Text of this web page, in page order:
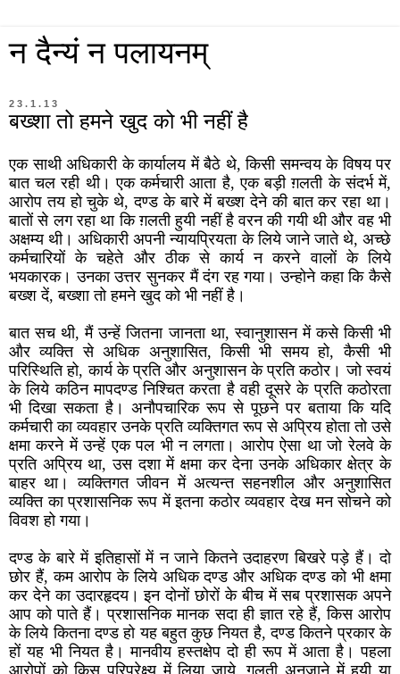
न दैन्यं न पलायनम्
23.1.13
बख्शा तो हमने खुद को भी नहीं है
एक साथी अधिकारी के कार्यालय में बैठे थे, किसी समन्वय के विषय पर
बात चल रही थी। एक कर्मचारी आता है, एक बड़ी ग़लती के संदर्भ में,
आरोप तय हो चुके थे, दण्ड के बारे में बख्श देने की बात कर रहा था।
बातों से लग रहा था कि ग़लती हुयी नहीं है वरन की गयी थी और वह भी
अक्षम्य थी। अधिकारी अपनी न्यायप्रियता के लिये जाने जाते थे, अच्छे
कर्मचारियों के चहेते और ठीक से कार्य न करने वालों के लिये
भयकारक। उनका उत्तर सुनकर मैं दंग रह गया। उन्होने कहा कि कैसे
बख्श दें, बख्शा तो हमने खुद को भी नहीं है।
बात सच थी, मैं उन्हें जितना जानता था, स्वानुशासन में कसे किसी भी
और व्यक्ति से अधिक अनुशासित, किसी भी समय हो, कैसी भी
परिस्थिति हो, कार्य के प्रति और अनुशासन के प्रति कठोर। जो स्वयं
के लिये कठिन मापदण्ड निश्चित करता है वही दूसरे के प्रति कठोरता
भी दिखा सकता है। अनौपचारिक रूप से पूछने पर बताया कि यदि
कर्मचारी का व्यवहार उनके प्रति व्यक्तिगत रूप से अप्रिय होता तो उसे
क्षमा करने में उन्हें एक पल भी न लगता। आरोप ऐसा था जो रेलवे के
प्रति अप्रिय था, उस दशा में क्षमा कर देना उनके अधिकार क्षेत्र के
बाहर था। व्यक्तिगत जीवन में अत्यन्त सहनशील और अनुशासित
व्यक्ति का प्रशासनिक रूप में इतना कठोर व्यवहार देख मन सोचने को
विवश हो गया।
दण्ड के बारे में इतिहासों में न जाने कितने उदाहरण बिखरे पड़े हैं। दो
छोर हैं, कम आरोप के लिये अधिक दण्ड और अधिक दण्ड को भी क्षमा
कर देने का उदारहृदय। इन दोनों छोरों के बीच में सब प्रशासक अपने
आप को पाते हैं। प्रशासनिक मानक सदा ही ज्ञात रहे हैं, किस आरोप
के लिये कितना दण्ड हो यह बहुत कुछ नियत है, दण्ड कितने प्रकार के
हों यह भी नियत है। मानवीय हस्तक्षेप दो ही रूप में आता है। पहला
आरोपों को किस परिप्रेक्ष्य में लिया जाये, गलती अनजाने में हुयी या